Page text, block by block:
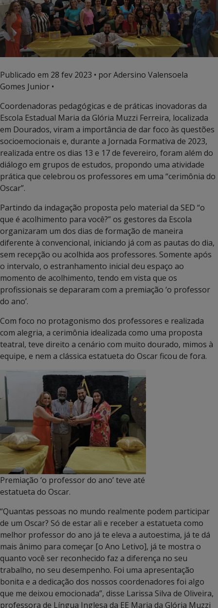
Publicado em 28 fev 2023 • por Adersino Valensoela
Gomes Junior •
Coordenadoras pedagógicas e de práticas inovadoras da
Escola Estadual Maria da Glória Muzzi Ferreira, localizada
em Dourados, viram a importância de dar foco às questões
socioemocionais e, durante a Jornada Formativa de 2023,
realizada entre os dias 13 e 17 de fevereiro, foram além do
diálogo em grupos de estudos, propondo uma atividade
prática que celebrou os professores em uma “cerimônia do
Oscar”.
Partindo da indagação proposta pelo material da SED “o
que é acolhimento para você?” os gestores da Escola
organizaram um dos dias de formação de maneira
diferente à convencional, iniciando já com as pautas do dia,
sem recepção ou acolhida aos professores. Somente após
o intervalo, o estranhamento inicial deu espaço ao
momento de acolhimento, tendo em vista que os
profissionais se depararam com a premiação ‘o professor
do ano’.
Com foco no protagonismo dos professores e realizada
com alegria, a cerimônia idealizada como uma proposta
teatral, teve direito a cenário com muito dourado, mimos à
equipe, e nem a clássica estatueta do Oscar ficou de fora.
Premiação ‘o professor do ano’ teve até
estatueta do Oscar.
“Quantas pessoas no mundo realmente podem participar
de um Oscar? Só de estar ali e receber a estatueta como
melhor professor do ano já te eleva a autoestima, já te dá
mais ânimo para começar [o Ano Letivo], já te mostra o
quanto você ser reconhecido faz a diferença no seu
trabalho, no seu desempenho. Foi uma apresentação
bonita e a dedicação dos nossos coordenadores foi algo
que me deixou emocionada”, disse Larissa Silva de Oliveira,
professora de Língua Inglesa da EE Maria da Glória Muzzi